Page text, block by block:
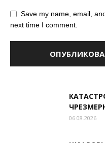
Save my name, email,
next time I comment.
06.08.2026